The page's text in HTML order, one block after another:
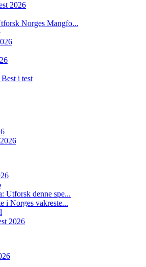
2026
Norges Mangfo...
i test
Utforsk denne spe...
i Norges vakreste...
2026